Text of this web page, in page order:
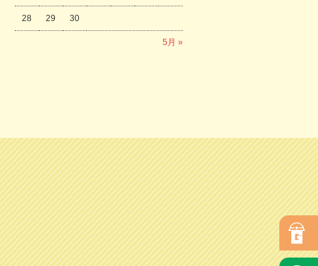
5月 »
28 29 30